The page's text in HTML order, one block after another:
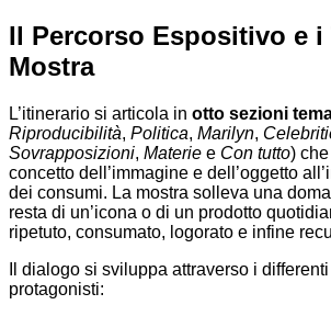
Il Percorso Espositivo e i
Mostra
L’itinerario si articola in otto sezioni
Riproducibilità, Politica, Marilyn,
Sovrapposizioni, Materie e Con tutto)
concetto dell’immagine e dell’oggetto
dei consumi. La mostra solleva una
resta di un’icona o di un prodotto
ripetuto, consumato, logorato e infine
Il dialogo si sviluppa attraverso i
protagonisti: